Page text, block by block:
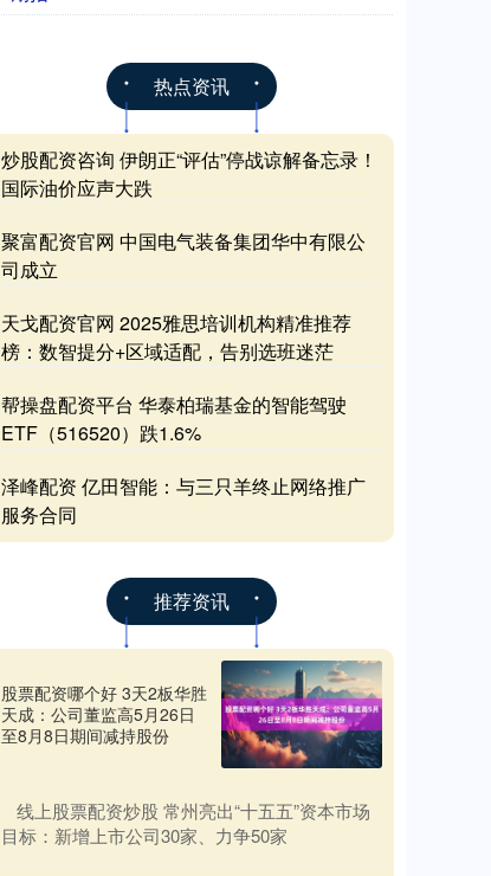
热点资讯
炒股配资咨询 伊朗正“评估”停战谅解备忘录！
国际油价应声大跌
聚富配资官网 中国电气装备集团华中有限公
司成立
天戈配资官网 2025雅思培训机构精准推荐
榜：数智提分+区域适配，告别选班迷茫
帮操盘配资平台 华泰柏瑞基金的智能驾驶
ETF（516520）跌1.6%
泽峰配资 亿田智能：与三只羊终止网络推广
服务合同
推荐资讯
股票配资哪个好 3天2板华胜
天成：公司董监高5月26日
至8月8日期间减持股份
​线上股票配资炒股 常州亮出“十五五”资本市场
目标：新增上市公司30家、力争50家